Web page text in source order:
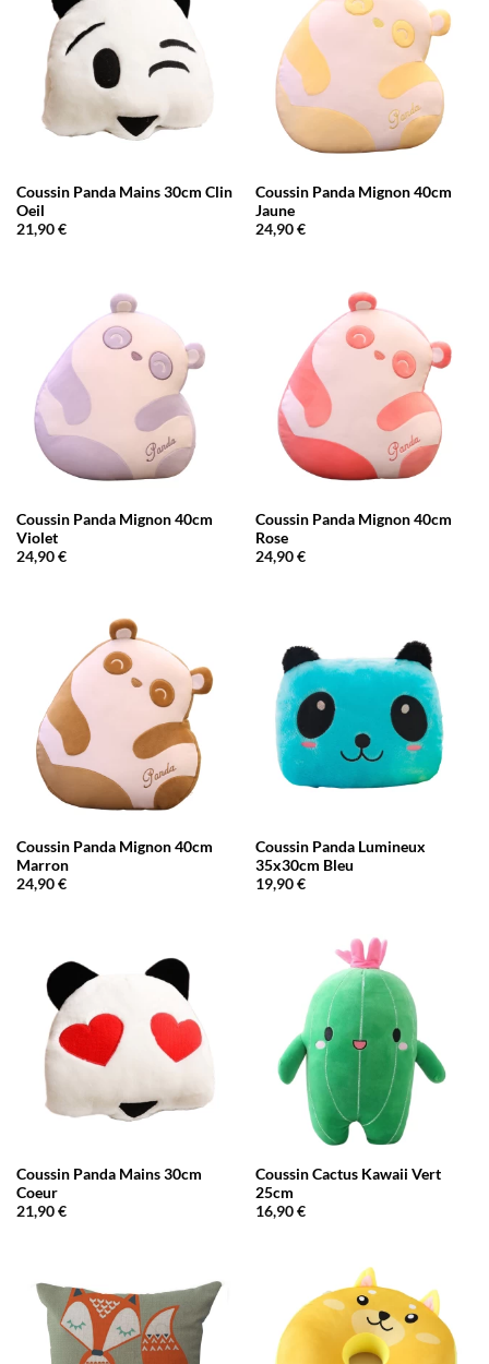
Coussin Panda Mains 30cm Clin
Oeil
21,90€
Coussin Panda Mignon 40cm
Jaune
24,90€
Coussin Panda Mignon 40cm
Violet
24,90€
Coussin Panda Mignon 40cm
Rose
24,90€
Coussin Panda Mignon 40cm
Marron
24,90€
Coussin Panda Lumineux
35x30cm Bleu
19,90€
Coussin Panda Mains 30cm
Coeur
21,90€
Coussin Cactus Kawaii Vert
25cm
16,90€